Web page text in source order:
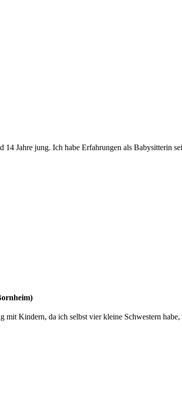
Jahre jung. Ich habe Erfahrungen als Babysitterin
Kindern, da ich selbst vier kleine Schwestern